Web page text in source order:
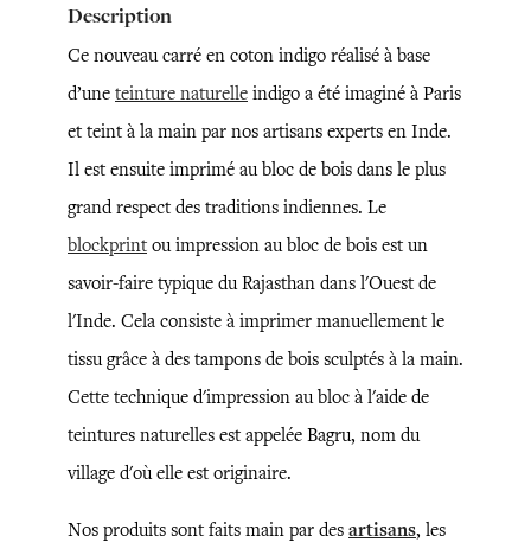
Description
Ce nouveau carré en coton indigo réalisé à base
d’une teinture naturelle indigo a été imaginé à Paris
et teint à la main par nos artisans experts en Inde.
Il est ensuite imprimé au bloc de bois dans le plus
grand respect des traditions indiennes. Le
blockprint ou impression au bloc de bois est un
savoir-faire typique du Rajasthan dans l'Ouest de
l'Inde. Cela consiste à imprimer manuellement le
tissu grâce à des tampons de bois sculptés à la main.
Cette technique d'impression au bloc à l'aide de
teintures naturelles est appelée Bagru, nom du
village d'où elle est originaire.
Nos produits sont faits main par des artisans, les